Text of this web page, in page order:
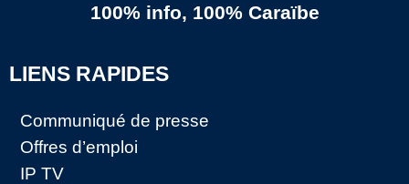
100% info, 100% Caraïbe
LIENS RAPIDES
Communiqué de presse
Offres d’emploi
IP TV